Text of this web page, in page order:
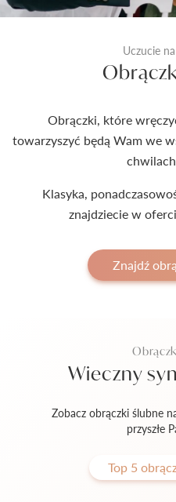
Uczucie
Obrączki, które
towarzyszyć będą Wam we
Klasyka,
znajdziecie w
Znajdź
Wieczny
Zobacz obrączki ślubne
przyszłe
Top 5